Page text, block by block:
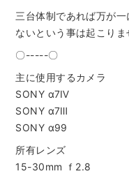
んできた結果、全国20
賞を頂くこともできまし
現在は七五三などの随行
や様々なイベント撮影に
お客様にお喜びいただけ
来るよう撮影に取り組ん
《出張範囲》
基本的に大阪府全域にて
【和歌山】
三台体制であれば万が
ないという事は起こりま
〇-----〇
主に使用するカメラ
SONY α7Ⅳ
SONY α7Ⅲ
SONY α99
所有レンズ
15-30mm ｆ2.8